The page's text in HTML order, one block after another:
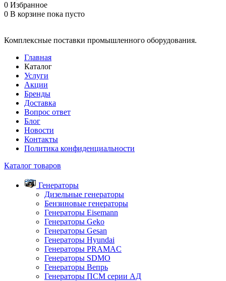
0 Избранное
0 В корзине пока пусто
Комплексные поставки промышленного оборудования.
Главная
Каталог
Услуги
Акции
Бренды
Доставка
Вопрос ответ
Блог
Новости
Контакты
Политика конфиденциальности
Каталог товаров
Генераторы
Дизельные генераторы
Бензиновые генераторы
Генераторы Eisemann
Генераторы Geko
Генераторы Gesan
Генераторы Hyundai
Генераторы PRAMAC
Генераторы SDMO
Генераторы Вепрь
Генераторы ПСМ серии АД